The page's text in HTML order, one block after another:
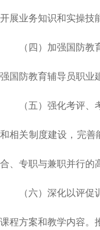
开展业务知识和实操技
（四）加强国防教育
强国防教育辅导员职业
（五）强化考评、考
和相关制度建设，完善
合、专职与兼职并行的
（六）深化以评促训
课程方案和教学内容。